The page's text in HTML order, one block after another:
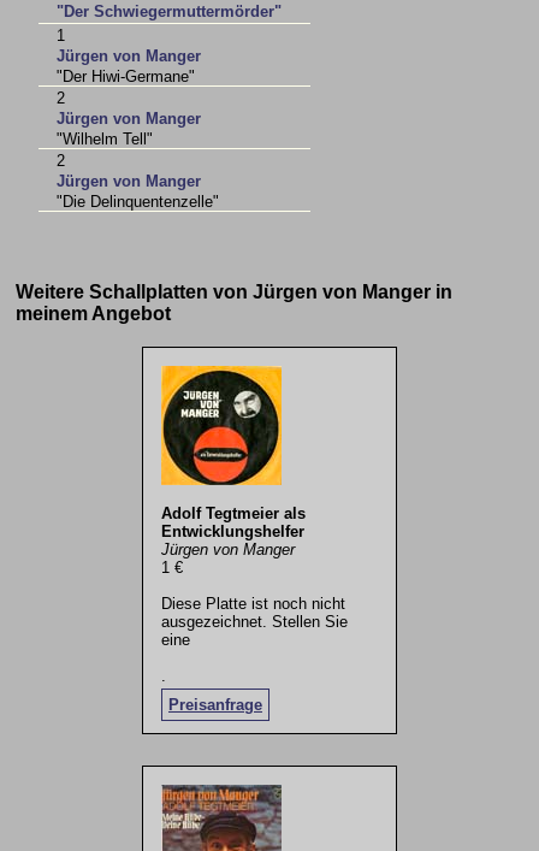
"Der Schwiegermuttermörder"
1
Jürgen von Manger
"Der Hiwi-Germane"
2
Jürgen von Manger
"Wilhelm Tell"
2
Jürgen von Manger
"Die Delinquentenzelle"
Weitere Schallplatten von Jürgen von Manger in
meinem Angebot
Adolf Tegtmeier als
Entwicklungshelfer
Jürgen von Manger
1 €
Diese Platte ist noch nicht
ausgezeichnet. Stellen Sie
eine
Preisanfrage